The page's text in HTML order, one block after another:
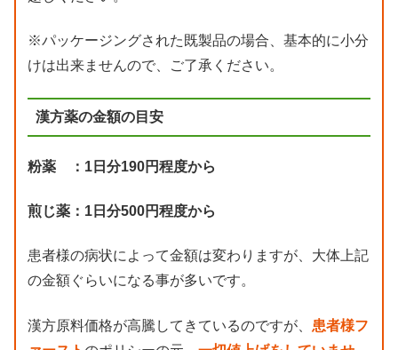
※パッケージングされた既製品の場合、基本的に小分
けは出来ませんので、ご了承ください。
漢方薬の金額の目安
粉薬 ：1日分190円程度から
煎じ薬：1日分500円程度から
患者様の病状によって金額は変わりますが、大体上記
の金額ぐらいになる事が多いです。
漢方原料価格が高騰してきているのですが、 患者様フ